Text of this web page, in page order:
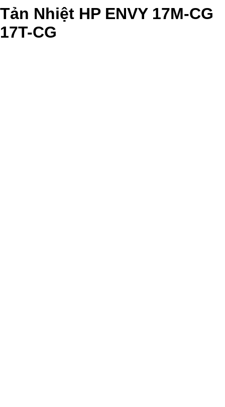
Tản Nhiệt HP ENVY 17M-CG
17T-CG